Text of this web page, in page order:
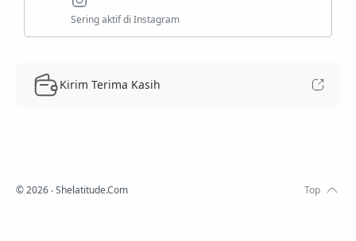
Kirim Terima Kasih
©2026 ‧ Shelatitude.Com